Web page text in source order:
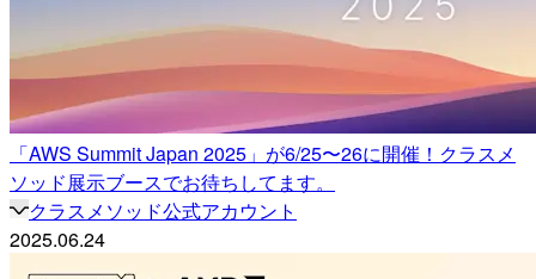
「AWS Summit Japan 2025」が6/25〜26に開催！クラスメ
ソッド展示ブースでお待ちしてます。
クラスメソッド公式アカウント
2025.06.24